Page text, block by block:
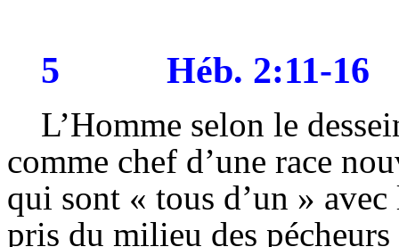
5 Héb. 2:11-16
L’Homme selon le
comme chef d’une race
qui sont « tous d’un »
pris du milieu des